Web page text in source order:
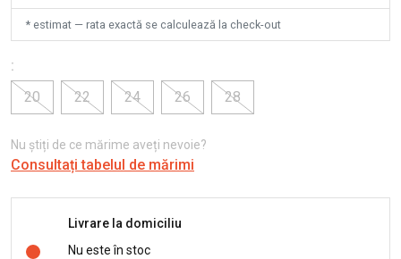
* estimat — rata exactă se calculează la check-out
:
20
22 24 26 28
Nu știți de ce mărime aveți nevoie?
Consultați tabelul de mărimi
Livrare la domiciliu
Nu este în stoc